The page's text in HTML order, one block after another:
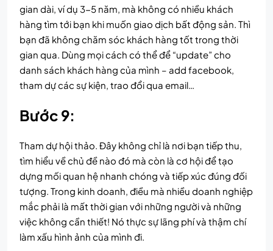
gian dài, ví dụ 3-5 năm, mà không có nhiều khách
hàng tìm tới bạn khi muốn giao dịch bất động sản. Thì
bạn đã không chăm sóc khách hàng tốt trong thời
gian qua. Dùng mọi cách có thể để “update” cho
danh sách khách hàng của mình – add facebook,
tham dự các sự kiện, trao đổi qua email…
Bước 9:
Tham dự hội thảo. Đây không chỉ là nơi bạn tiếp thu,
tìm hiểu về chủ đề nào đó mà còn là cơ hội để tạo
dựng mối quan hệ nhanh chóng và tiếp xúc đúng đối
tượng. Trong kinh doanh, điều mà nhiều doanh nghiệp
mắc phải là mất thời gian với những người và những
việc không cần thiết! Nó thực sự lãng phí và thậm chí
làm xấu hình ảnh của mình đi.